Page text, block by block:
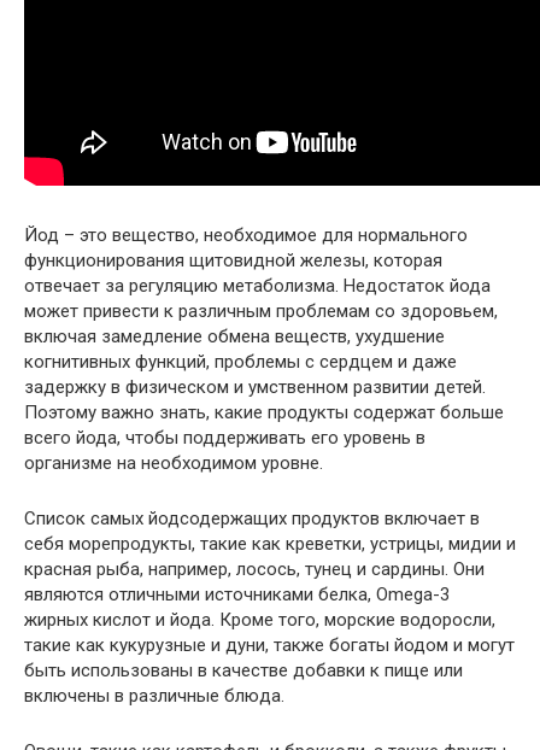
Йод – это вещество, необходимое для нормального
функционирования щитовидной железы, которая
отвечает за регуляцию метаболизма. Недостаток йода
может привести к различным проблемам со здоровьем,
включая замедление обмена веществ, ухудшение
когнитивных функций, проблемы с сердцем и даже
задержку в физическом и умственном развитии детей.
Поэтому важно знать, какие продукты содержат больше
всего йода, чтобы поддерживать его уровень в
организме на необходимом уровне.
Список самых йодсодержащих продуктов включает в
себя морепродукты, такие как креветки, устрицы, мидии и
красная рыба, например, лосось, тунец и сардины. Они
являются отличными источниками белка, Omega-3
жирных кислот и йода. Кроме того, морские водоросли,
такие как кукурузные и дуни, также богаты йодом и могут
быть использованы в качестве добавки к пище или
включены в различные блюда.